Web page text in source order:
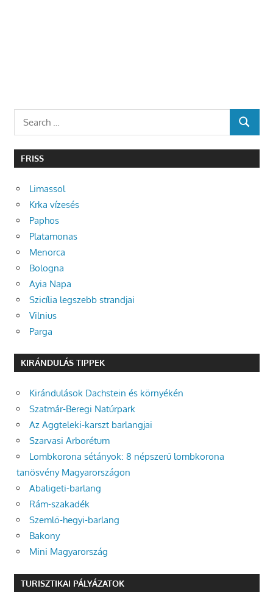
SEARCH
FRISS
Limassol
Krka vízesés
Paphos
Platamonas
Menorca
Bologna
Ayia Napa
Szicília legszebb strandjai
Vilnius
Parga
KIRÁNDULÁS TIPPEK
Kirándulások Dachstein és környékén
Szatmár-Beregi Natúrpark
Az Aggteleki-karszt barlangjai
Szarvasi Arborétum
Lombkorona sétányok: 8 népszerű lombkorona
tanösvény Magyarországon
Abaligeti-barlang
Rám-szakadék
Szemlő-hegyi-barlang
Bakony
Mini Magyarország
TURISZTIKAI PÁLYÁZATOK